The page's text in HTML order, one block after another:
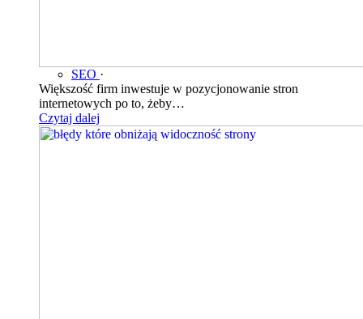
SEO ·
Większość firm inwestuje w pozycjonowanie stron
internetowych po to, żeby…
Czytaj dalej